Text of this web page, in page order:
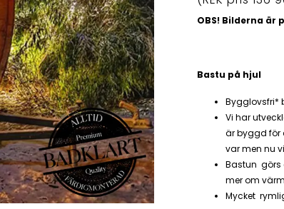
OBS! Bilderna är
Bastu på hjul
Bygglovsfri*
Vi har
är byggd för
var men nu
Bastun görs
mer om
Mycket